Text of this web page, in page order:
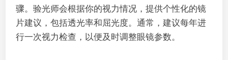
骤。验光师会根据你的视力情况，提供个性化的镜
片建议，包括透光率和屈光度。通常，建议每年进
行一次视力检查，以便及时调整眼镜参数。